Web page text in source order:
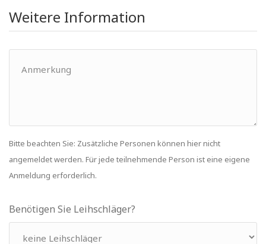
Weitere Information
Bitte beachten Sie: Zusätzliche Personen können hier nicht
angemeldet werden. Für jede teilnehmende Person ist eine eigene
Anmeldung erforderlich.
Benötigen Sie Leihschläger?